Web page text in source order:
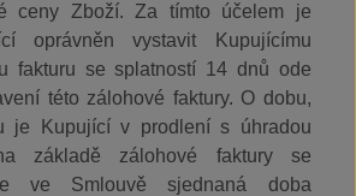
ceny Zboží. Za tímto účelem je
oprávněn vystavit Kupujícímu
fakturu se splatností 14 dnů ode
této zálohové faktury. O dobu,
je Kupující v prodlení s úhradou
základě zálohové faktury se
ve Smlouvě sjednaná doba